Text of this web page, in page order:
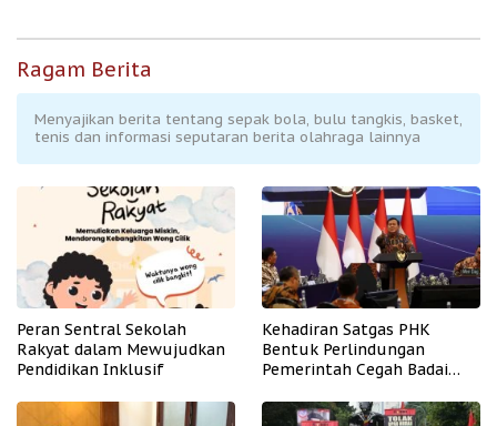
Ragam Berita
Menyajikan berita tentang sepak bola, bulu tangkis, basket,
tenis dan informasi seputaran berita olahraga lainnya
Peran Sentral Sekolah
Rakyat dalam Mewujudkan
Pendidikan Inklusif
Kehadiran Satgas PHK
Bentuk Perlindungan
Pemerintah Cegah Badai